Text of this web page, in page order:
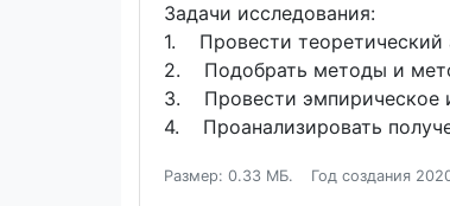
Задачи исследования:
1. Провести теоретический
2. Подобрать методы и
3. Провести эмпирическое
4. Проанализировать
Размер: 0.33 МБ. Год создания